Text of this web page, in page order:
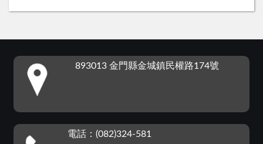
893013 金門縣金城鎮民權路174號
電話：(082)324-581